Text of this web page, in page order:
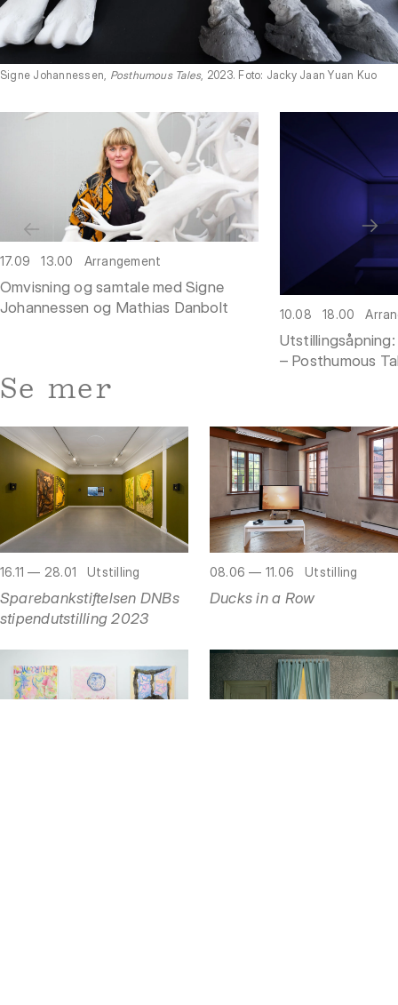
Signe Johannessen, Posthumous Tales, 2023. Foto: Jacky Jaan Yuan Kuo
17.09 13.00 Arrangement
Omvisning og samtale med Signe
Johannessen og Mathias Danbolt
10.08 18.00
– Posthumous
Se mer
16.11 — 28.01 Utstilling
Sparebankstiftelsen DNBs
stipendutstilling 2023
08.06 — 11.06 Utstilling
Ducks in a Row